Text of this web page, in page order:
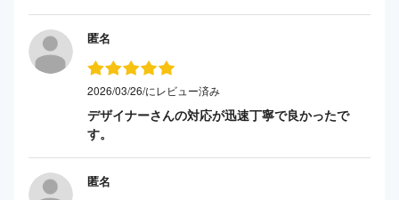
匿名
2026/03/26/にレビュー済み
デザイナーさんの対応が迅速丁寧で良かったで
す。
匿名